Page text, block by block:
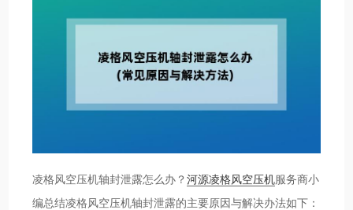
凌格风空压机轴封泄露怎么办？河源凌格风空压机服务商小
编总结凌格风空压机轴封泄露的主要原因与解决办法如下：